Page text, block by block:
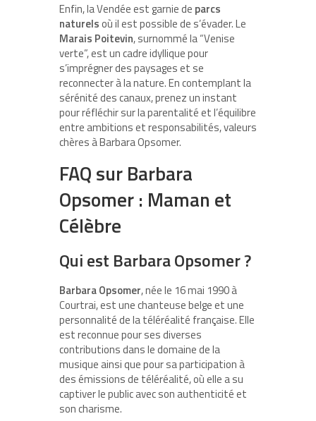
Enfin, la Vendée est garnie de parcs
naturelsoù il est possible de s’évader. Le
Marais Poitevin, surnommé la “Venise
verte”, est un cadre idyllique pour
s’imprégner des paysages et se
reconnecter à la nature. En contemplant la
sérénité des canaux, prenez un instant
pour réfléchir sur la parentalité et l’équilibre
entre ambitions et responsabilités, valeurs
chères à Barbara Opsomer.
FAQ sur Barbara
Opsomer : Maman et
Célèbre
Qui est Barbara Opsomer ?
Barbara Opsomer, née le 16 mai 1990 à
Courtrai, est une chanteuse belge et une
personnalité de la téléréalité française. Elle
est reconnue pour ses diverses
contributions dans le domaine de la
musique ainsi que pour sa participation à
des émissions de téléréalité, où elle a su
captiver le public avec son authenticité et
son charisme.